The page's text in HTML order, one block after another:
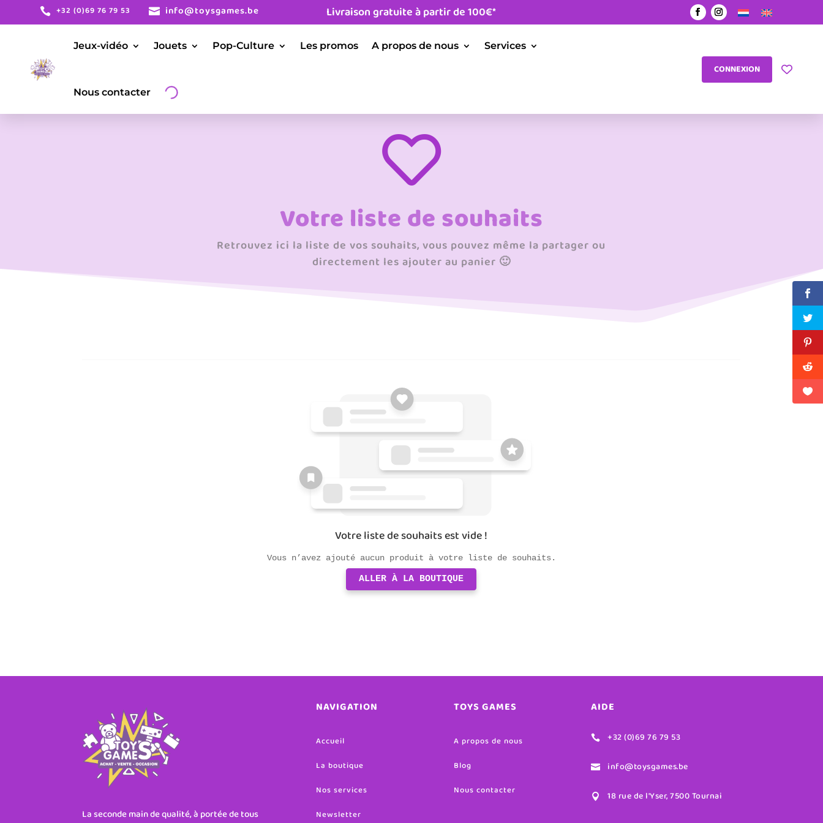
 +32 (0)69 76 79 53  info@toysgames.be Livraison gratuite à partir de 100€*
Jeux-vidéo Jouets Pop-Culture Les promos A propos de nous Services
Nous contacter
CONNEXION

Votre liste de souhaits
Retrouvez ici la liste de vos souhaits, vous pouvez même la partager ou
directement les ajouter au panier 🙂
Votre liste de souhaits est vide !
Vous n’avez ajouté aucun produit à votre liste de souhaits.
ALLER À LA BOUTIQUE
La seconde main de qualité, à portée de tous
NAVIGATION
Accueil
La boutique
Nos services
Newsletter
TOYS GAMES
A propos de nous
Blog
Nous contacter
AIDE
 +32 (0)69 76 79 53
 info@toysgames.be
 18 rue de l'Yser, 7500 Tournai